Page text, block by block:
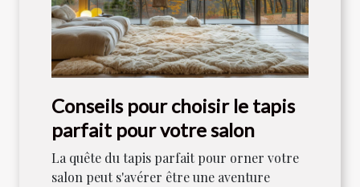
Conseils pour choisir le tapis
parfait pour votre salon
La quête du tapis parfait pour orner votre
salon peut s'avérer être une aventure